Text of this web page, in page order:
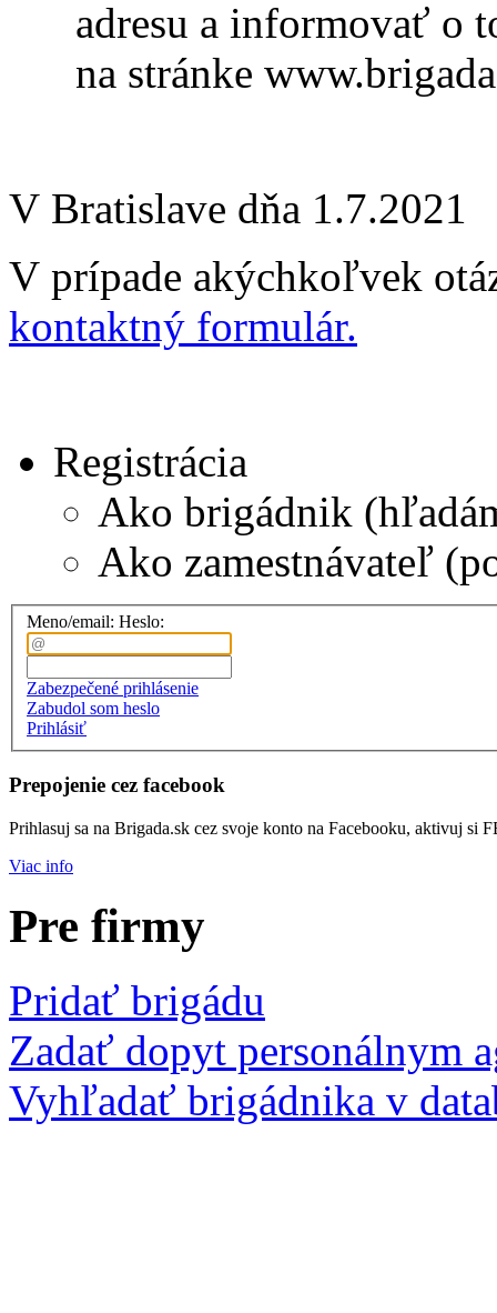
adresu a informovať o
na stránke
V Bratislave dňa 1.7.2021
V prípade akýchkoľvek
kontaktný formulár.
Registrácia
Ako brigádnik
Ako zamestnávateľ
Meno/email: Heslo:
Zabezpečené prihlásenie
Zabudol som heslo
Prihlásiť
Prepojenie cez facebook
Prihlasuj sa na Brigada.sk cez svoje konto na Facebooku, aktivuj si
Viac info
Pre firmy
Pridať brigádu
Zadať dopyt personálnym
Vyhľadať brigádnika v